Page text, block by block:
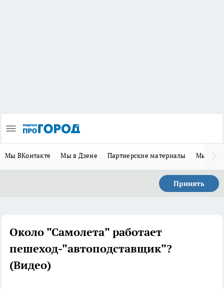
Мы ВКонтакте Мы в Дзене Партнерские материалы Мы в
Принять
Около "Самолета" работает
пешеход-"автоподставщик"?
(Видео)